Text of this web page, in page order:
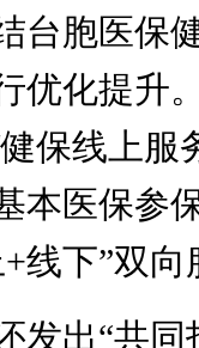
台胞医保
优化提升
保线上服
本医保参
线下”双向
出“共同